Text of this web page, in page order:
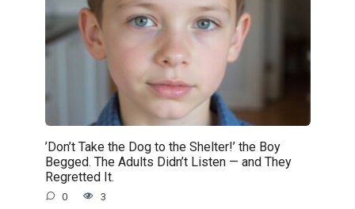
’Don’t Take the Dog to the Shelter!’ the Boy
Begged. The Adults Didn’t Listen — and They
Regretted It.
0 3